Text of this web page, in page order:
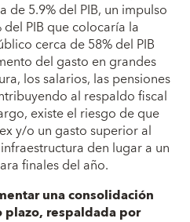
de 5.9% del PIB, un impulso
PIB que colocaría la
cerca de 58% del PIB
del gasto en grandes
los salarios, las pensiones
al respaldo fiscal
existe el riesgo de que
y/o un gasto superior al
den lugar a un
finales del año.
una consolidación
respaldada por